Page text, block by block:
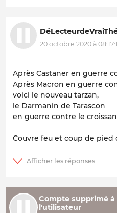
20 octobre 2020 à
Après Castaner en guerre
Après Macron en guerre
voici le nouveau tarzan,
le Darmanin de Tarascon
en guerre contre le
Couvre feu et coup de pied
Compte supprimé
l'utilisateur